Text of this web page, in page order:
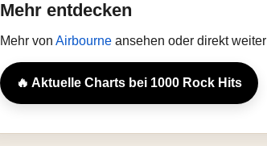
Mehr entdecken
Mehr von Airbourne ansehen oder direkt weiter
🔥 Aktuelle Charts bei 1000 Rock Hits